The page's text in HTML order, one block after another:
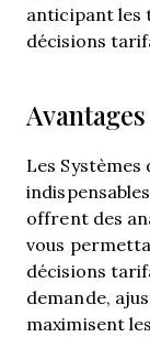
anticipant les
décisions
Avantages
Les Systèmes
offrent des
vous
décisions
demande,
maximisent